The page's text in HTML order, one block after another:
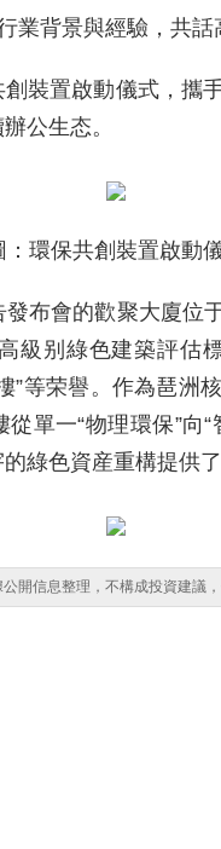
業背景與經驗，共話
裝置啟動儀式，攜
公生态。
：環保共創裝置啟動儀
布會的歡聚大廈位
級别綠色建築評估
”等荣譽。作為琶洲
單一“物理環保”向
綠色資産重構提供了
開信息整理，不構成投資建議，